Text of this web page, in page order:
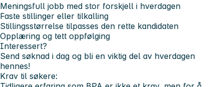
Meningsfull jobb med stor forskjell i hverdagen
Faste stillinger eller tilkalling
Stillingsstørrelse tilpasses den rette kandidaten
Opplæring og tett oppfølging
Interessert?
Send søknad i dag og bli en viktig del av hverdagen
hennes!
Krav til søkere: